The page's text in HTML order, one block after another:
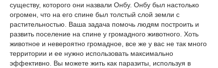
существу, которого они назвали Онбу. Онбу был настолько
огромен, что на его спине был толстый слой земли с
растительностью. Ваша задача помочь людям построить и
развить поселение на спине у громадного животного. Хоть
животное и невероятно громадное, все же у вас не так много
территории и ее нужно использовать максимально
эффективно. Вы можете жить как паразиты, используя в